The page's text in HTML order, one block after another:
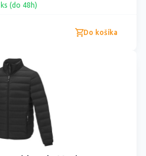
(do 48h)
Do košíka